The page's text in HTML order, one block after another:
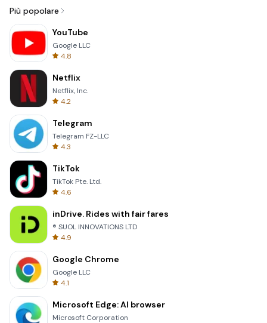
Più popolare
YouTube
Google LLC
4.8
Netflix
Netflix, Inc.
4.2
Telegram
Telegram FZ-LLC
4.3
TikTok
TikTok Pte. Ltd.
4.6
inDrive. Rides with fair fares
® SUOL INNOVATIONS LTD
4.9
Google Chrome
Google LLC
4.1
Microsoft Edge: AI browser
Microsoft Corporation